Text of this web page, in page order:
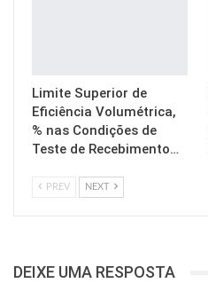
Limite Superior de
Eficiência Volumétrica,
% nas Condições de
Teste de Recebimento…
PREV NEXT
DEIXE UMA RESPOSTA